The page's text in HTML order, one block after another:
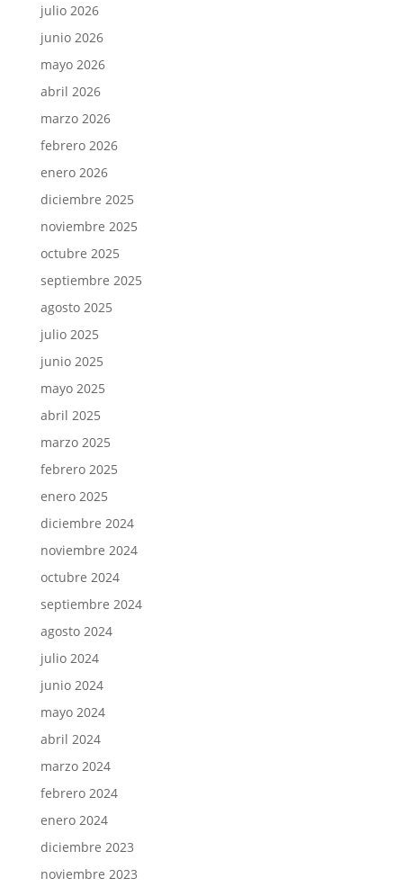
julio 2026
junio 2026
mayo 2026
abril 2026
marzo 2026
febrero 2026
enero 2026
diciembre 2025
noviembre 2025
octubre 2025
septiembre 2025
agosto 2025
julio 2025
junio 2025
mayo 2025
abril 2025
marzo 2025
febrero 2025
enero 2025
diciembre 2024
noviembre 2024
octubre 2024
septiembre 2024
agosto 2024
julio 2024
junio 2024
mayo 2024
abril 2024
marzo 2024
febrero 2024
enero 2024
diciembre 2023
noviembre 2023